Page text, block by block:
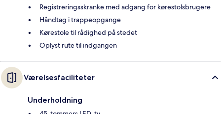
Registreringsskranke med adgang for kørestolsbrugere
Håndtag i trappeopgange
Kørestole til rådighed på stedet
Oplyst rute til indgangen
Værelsesfaciliteter
Underholdning